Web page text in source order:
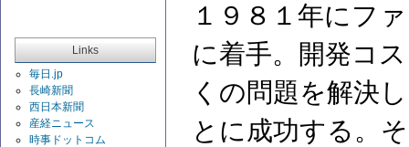
Links
毎日.jp
長崎新聞
西日本新聞
産経ニュース
時事ドットコム
１９８１年にフ
に着手。開発コ
くの問題を解決
とに成功する。